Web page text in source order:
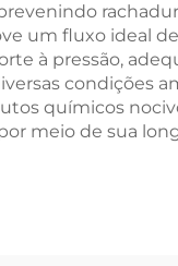
um fluxo ideal
à pressão,
condições
químicos
meio de sua